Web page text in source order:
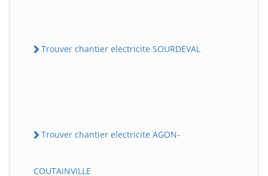
Trouver chantier electricite SOURDEVAL
Trouver chantier electricite AGON-
COUTAiNViLLE